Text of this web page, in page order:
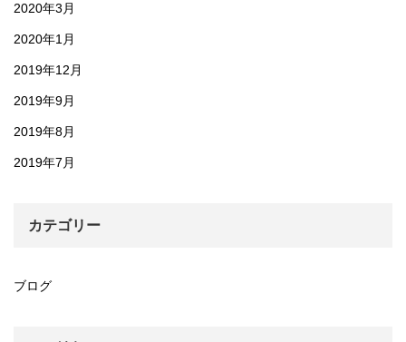
2020年3月
2020年1月
2019年12月
2019年9月
2019年8月
2019年7月
カテゴリー
ブログ